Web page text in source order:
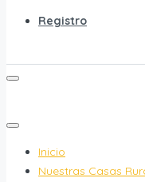
Registro
Inicio
Nuestras Casas